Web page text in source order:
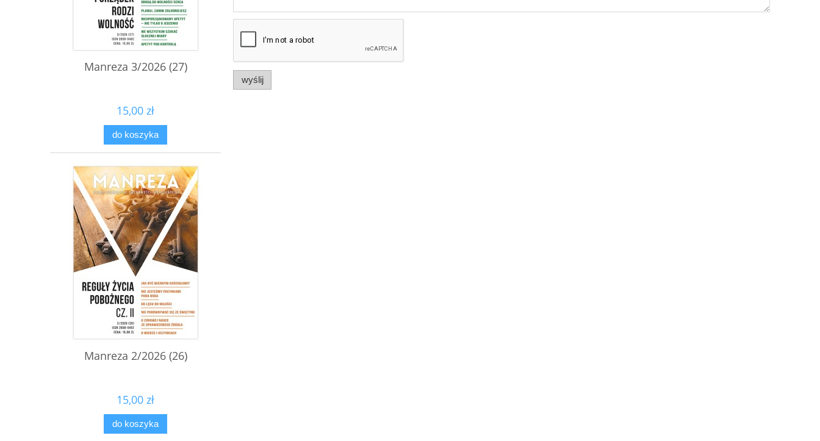
Manreza 3/2026 (27)
15,00 zł
do koszyka
Manreza 2/2026 (26)
15,00 zł
do koszyka
wyślij